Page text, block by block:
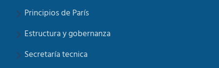
Principios de París
Estructura y gobernanza
Secretaría tecnica